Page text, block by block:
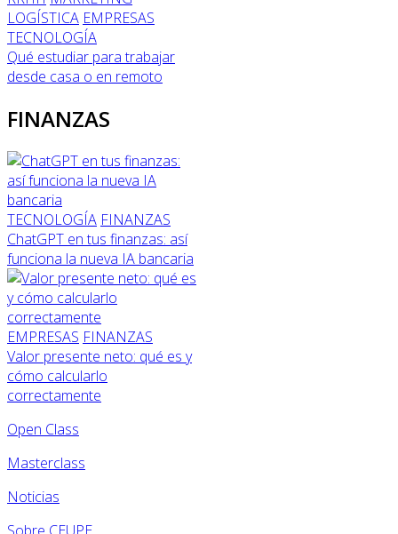
LOGÍSTICA EMPRESAS
TECNOLOGÍA
Qué estudiar para trabajar
desde casa o en remoto
FINANZAS
TECNOLOGÍA FINANZAS
ChatGPT en tus finanzas: así
funciona la nueva IA bancaria
EMPRESAS FINANZAS
Valor presente neto: qué es y
cómo calcularlo
correctamente
Open Class
Masterclass
Noticias